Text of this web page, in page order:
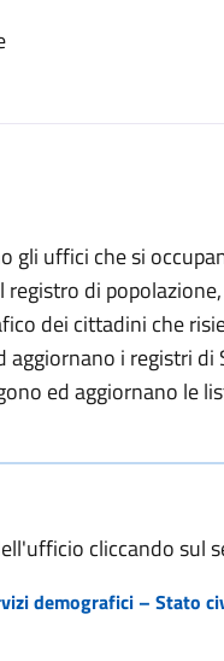
gli uffici che si
di
dei cittadini che
i registri di
ed aggiornano le
cliccando sul
demografici – Stato